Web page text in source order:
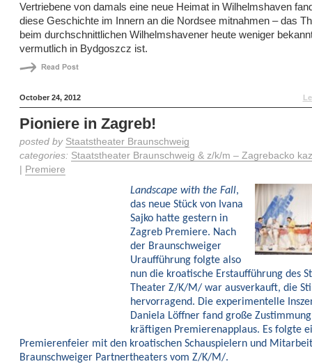
Vertriebene von damals eine neue Heimat in Wilhelmshaven
diese Geschichte im Innern an die Nordsee mitnahmen – das
beim durchschnittlichen Wilhelmshavener heute weniger
vermutlich in Bydgoszcz ist.
October 24, 2012
Pioniere in Zagreb!
posted by Staatstheater Braunschweig
categories: Staatstheater Braunschweig & z/k/m – Zagrebacko
Premiere
Landscape with the Fall,
das neue Stück von Ivana
Sajko hatte gestern in
Zagreb Premiere. Nach
der Braunschweiger
Uraufführung folgte also
nun die kroatische Erstaufführung des
Theater Z/K/M/ war ausverkauft, die
hervorragend. Die experimentelle
Daniela Löffner fand große
kräftigen Premierenapplaus. Es folgte
Premierenfeier mit den kroatischen Schauspielern und
Braunschweiger Partnertheaters vom Z/K/M/.